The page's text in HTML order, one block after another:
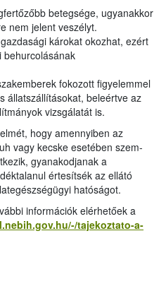
betegsége, ugyanakkor
nem jelent veszélyt.
károkat okozhat, ezért
behurcolásának
fokozott figyelemmel
állatszállításokat, beleértve az
vizsgálatát is.
hogy amennyiben az
vagy kecske esetében szem-
gyanakodjanak a
értesítsék az ellátó
hatóságot.
információk elérhetőek a
tajekoztato-a-